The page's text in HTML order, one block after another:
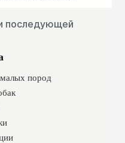
последующей
пород